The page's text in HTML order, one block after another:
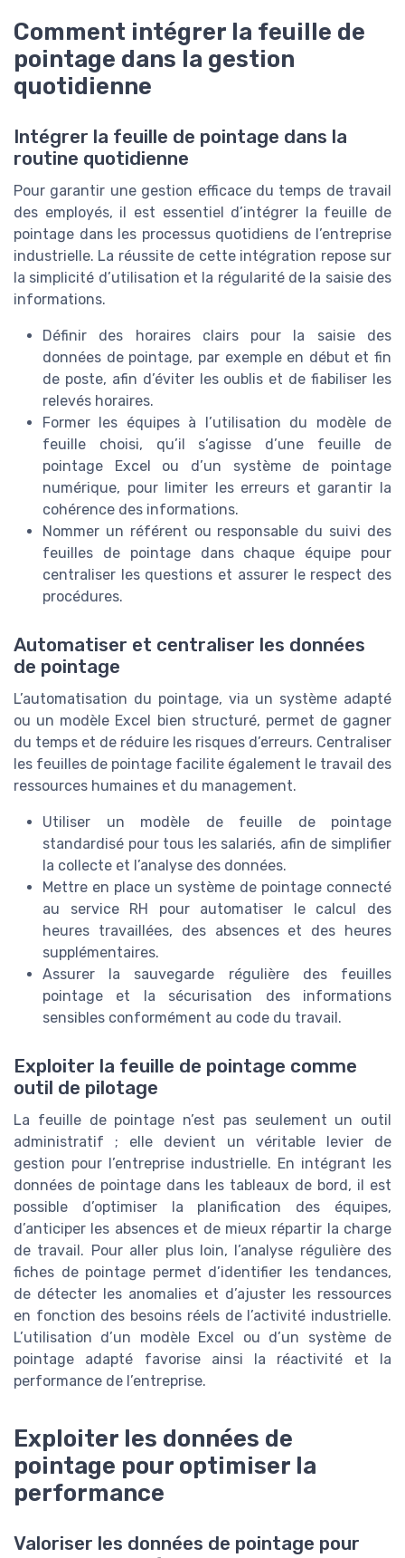
Comment intégrer la feuille de
pointage dans la gestion
quotidienne
Intégrer la feuille de pointage dans la
routine quotidienne
Pour garantir une gestion efficace du temps de travail
des employés, il est essentiel d’intégrer la feuille de
pointage dans les processus quotidiens de l’entreprise
industrielle. La réussite de cette intégration repose sur
la simplicité d’utilisation et la régularité de la saisie des
informations.
Définir des horaires clairs pour la saisie des
données de pointage, par exemple en début et fin
de poste, afin d’éviter les oublis et de fiabiliser les
relevés horaires.
Former les équipes à l’utilisation du modèle de
feuille choisi, qu’il s’agisse d’une feuille de
pointage Excel ou d’un système de pointage
numérique, pour limiter les erreurs et garantir la
cohérence des informations.
Nommer un référent ou responsable du suivi des
feuilles de pointage dans chaque équipe pour
centraliser les questions et assurer le respect des
procédures.
Automatiser et centraliser les données
de pointage
L’automatisation du pointage, via un système adapté
ou un modèle Excel bien structuré, permet de gagner
du temps et de réduire les risques d’erreurs. Centraliser
les feuilles de pointage facilite également le travail des
ressources humaines et du management.
Utiliser un modèle de feuille de pointage
standardisé pour tous les salariés, afin de simplifier
la collecte et l’analyse des données.
Mettre en place un système de pointage connecté
au service RH pour automatiser le calcul des
heures travaillées, des absences et des heures
supplémentaires.
Assurer la sauvegarde régulière des feuilles
pointage et la sécurisation des informations
sensibles conformément au code du travail.
Exploiter la feuille de pointage comme
outil de pilotage
La feuille de pointage n’est pas seulement un outil
administratif ; elle devient un véritable levier de
gestion pour l’entreprise industrielle. En intégrant les
données de pointage dans les tableaux de bord, il est
possible d’optimiser la planification des équipes,
d’anticiper les absences et de mieux répartir la charge
de travail. Pour aller plus loin, l’analyse régulière des
fiches de pointage permet d’identifier les tendances,
de détecter les anomalies et d’ajuster les ressources
en fonction des besoins réels de l’activité industrielle.
L’utilisation d’un modèle Excel ou d’un système de
pointage adapté favorise ainsi la réactivité et la
performance de l’entreprise.
Exploiter les données de
pointage pour optimiser la
performance
Valoriser les données de pointage pour